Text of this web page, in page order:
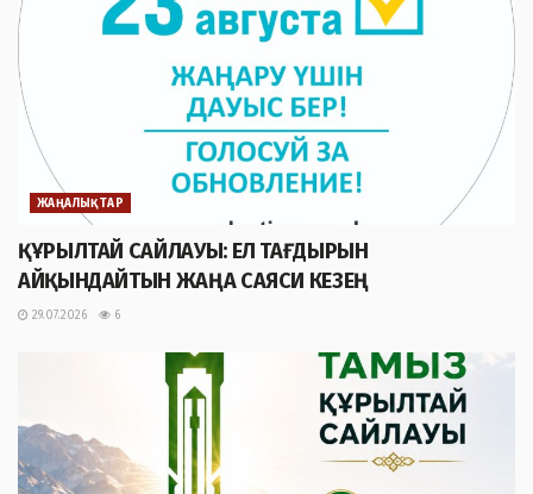
ЖАҢАЛЫҚТАР
ҚҰРЫЛТАЙ САЙЛАУЫ: ЕЛ ТАҒДЫРЫН
АЙҚЫНДАЙТЫН ЖАҢА САЯСИ КЕЗЕҢ
29.07.2026 6